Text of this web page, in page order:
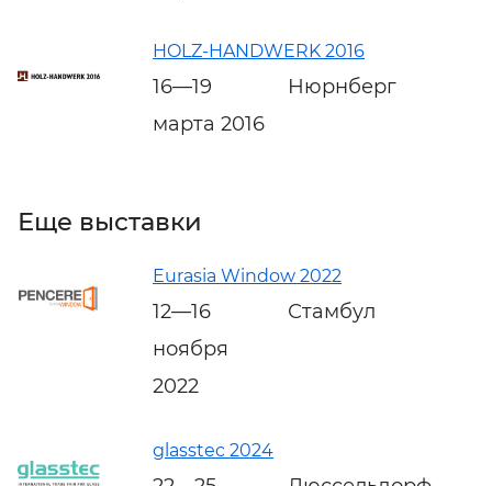
HOLZ-HANDWERK 2016
16—19
марта 2016
Нюрнберг
Еще выставки
Eurasia Window 2022
12—16
ноября
2022
Стамбул
glasstec 2024